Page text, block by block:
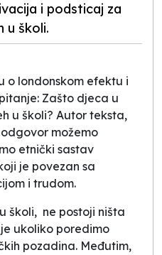
i podsticaj za
u školi.
o londonskom efektu i
Zašto djeca u
u školi? Autor teksta,
možemo
etnički sastav
je povezan sa
i trudom.
školi, ne postoji ništa
ukoliko poredimo
pozadina. Međutim,